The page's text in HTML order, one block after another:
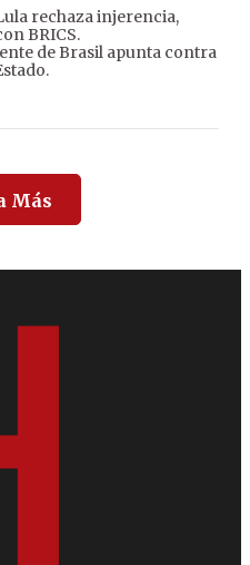
rechaza injerencia,
BRICS.
de Brasil apunta contra
Más